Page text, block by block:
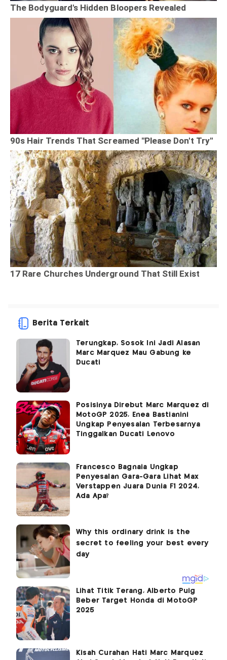
Berita Terkait
Terungkap, Sosok Ini Jadi Alasan
Marc Marquez Mau Gabung ke
Ducati
Posisinya Direbut Marc Marquez di
MotoGP 2025, Enea Bastianini
Ungkap Penyesalan Terbesarnya
Tinggalkan Ducati Lenovo
Francesco Bagnaia Ungkap
Penyesalan Gara-Gara Lihat Max
Verstappen Juara Dunia F1 2024,
Ada Apa?
Lihat Titik Terang, Alberto Puig
Beber Target Honda di MotoGP
2025
Kisah Curahan Hati Marc Marquez